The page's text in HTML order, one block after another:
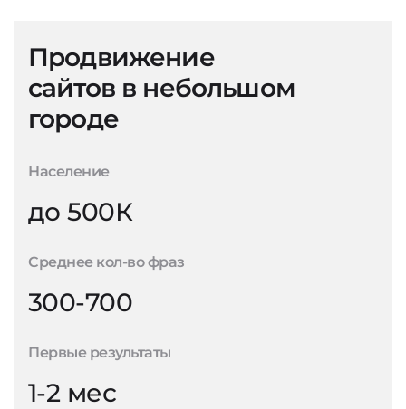
Продвижение
сайтов в небольшом
городе
Население
до 500К
Среднее кол-во фраз
300-700
Первые результаты
1-2 мес